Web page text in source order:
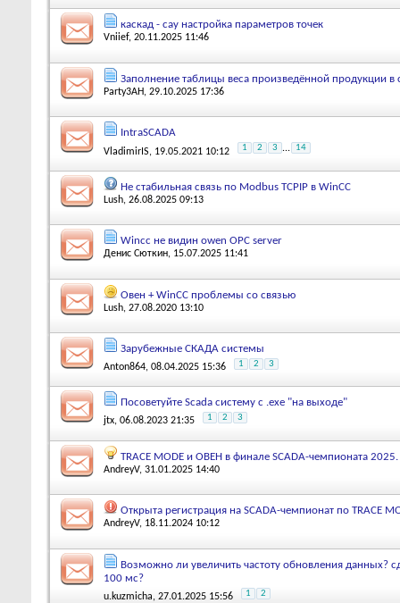
каскад - сау настройка параметров точек
Vniief, 20.11.2025 11:46
Заполнение таблицы веса произведённой продукции в
Party3AH, 29.10.2025 17:36
IntraSCADA
VladimirIS, 19.05.2021 10:12 1 2 3 ... 14
Не стабильная связь по Modbus TCPIP в WinCC
Lush, 26.08.2025 09:13
Wincc не видин owen OPC server
Денис Сюткин, 15.07.2025 11:41
Овен + WinCC проблемы со связью
Lush, 27.08.2020 13:10
Зарубежные СКАДА системы
Anton864, 08.04.2025 15:36 1 2 3
Посоветуйте Scada систему с .exe "на выходе"
jtx, 06.08.2023 21:35 1 2 3
TRACE MODE и ОВЕН в финале SCADA-чемпионата
AndreyV, 31.01.2025 14:40
Открыта регистрация на SCADA-чемпионат по TRACE
AndreyV, 18.11.2024 10:12
Возможно ли увеличить частоту обновления данных?
100 мс?
u.kuzmicha, 27.01.2025 15:56 1 2